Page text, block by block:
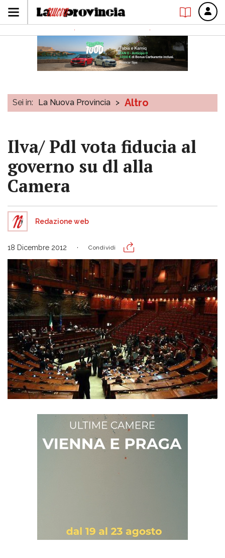
Sei in: La Nuova Provincia > Altro
Ilva/ Pdl vota fiducia al
governo su dl alla
Camera
Redazione web
18 Dicembre 2012 Condividi